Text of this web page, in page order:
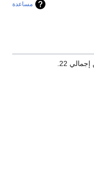
مساعدة